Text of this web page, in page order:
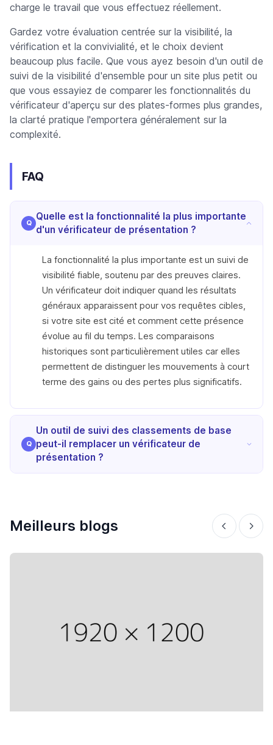
charge le travail que vous effectuez réellement.
Gardez votre évaluation centrée sur la visibilité, la
vérification et la convivialité, et le choix devient
beaucoup plus facile. Que vous ayez besoin d'un outil de
suivi de la visibilité d'ensemble pour un site plus petit ou
que vous essayiez de comparer les fonctionnalités du
vérificateur d'aperçu sur des plates-formes plus grandes,
la clarté pratique l'emportera généralement sur la
complexité.
FAQ
Quelle est la fonctionnalité la plus importante
d'un vérificateur de présentation ?
La fonctionnalité la plus importante est un suivi de
visibilité fiable, soutenu par des preuves claires.
Un vérificateur doit indiquer quand les résultats
généraux apparaissent pour vos requêtes cibles,
si votre site est cité et comment cette présence
évolue au fil du temps. Les comparaisons
historiques sont particulièrement utiles car elles
permettent de distinguer les mouvements à court
terme des gains ou des pertes plus significatifs.
Un outil de suivi des classements de base
peut-il remplacer un vérificateur de
présentation ?
ne capture souvent pas la présence générale, les
détails des citations ou les changements de
résultats d'une manière qui permette une analyse
Meilleurs blogs